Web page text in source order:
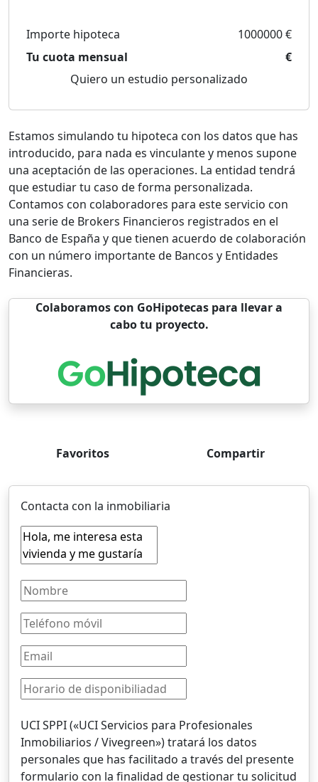
Importe hipoteca
1000000 €
Tu cuota mensual
€
Quiero un estudio personalizado
Estamos simulando tu hipoteca con los datos que has
introducido, para nada es vinculante y menos supone
una aceptación de las operaciones. La entidad tendrá
que estudiar tu caso de forma personalizada.
Contamos con colaboradores para este servicio con
una serie de Brokers Financieros registrados en el
Banco de España y que tienen acuerdo de colaboración
con un número importante de Bancos y Entidades
Financieras.
Colaboramos con GoHipotecas para llevar a
cabo tu proyecto.
Favoritos Compartir
Contacta con la inmobiliaria
UCI SPPI («UCI Servicios para Profesionales
Inmobiliarios / Vivegreen») tratará los datos
personales que has facilitado a través del presente
formulario con la finalidad de gestionar tu solicitud